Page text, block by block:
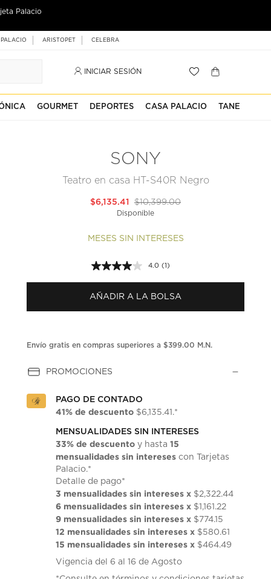
Palacio
ARISTOPET CELEBRA
INICIAR SESIÓN
GOURMET DEPORTES CASA PALACIO TANE
SONY
Teatro en casa HT-S40R Negro
$10,399.00
$6,135.41
Disponible
MESES SIN INTERESES
4.0 Lea
1
Enlace
en
(1)
AÑADIR A LA BOLSA
Envío gratis en compras superiores a $399.00 M.N.
PROMOCIONES
PAGO DE CONTADO
41% de descuento $6,135.41.*
MENSUALIDADES SIN INTERESES
33% de descuento y hasta15
mensualidades sin intereses con Tarjetas
Palacio.*
Detalle de pago*
3 mensualidades sin intereses x $2,322.44
6 mensualidades sin intereses x $1,161.22
9 mensualidades sin intereses x $774.15
12 mensualidades sin intereses x $580.61
15 mensualidades sin intereses x $464.49
Vigencia del 6 al 16 de Agosto